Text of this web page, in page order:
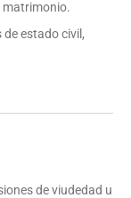
matrimonio.
estado civil,
de viudedad u